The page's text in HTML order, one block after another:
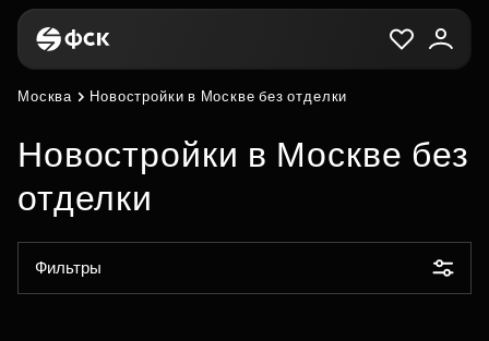
Москва Новостройки в Москве без отделки
Новостройки в Москве без
отделки
Фильтры